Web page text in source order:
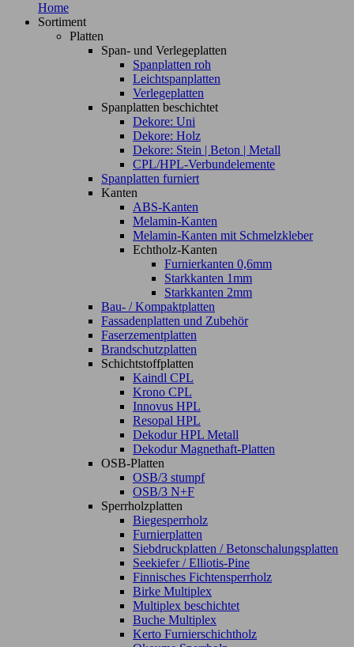
Home
Sortiment
Platten
Span- und Verlegeplatten
Spanplatten roh
Leichtspanplatten
Verlegeplatten
Spanplatten beschichtet
Dekore: Uni
Dekore: Holz
Dekore: Stein | Beton | Metall
CPL/HPL-Verbundelemente
Spanplatten furniert
Kanten
ABS-Kanten
Melamin-Kanten
Melamin-Kanten mit Schmelzkleber
Echtholz-Kanten
Furnierkanten 0,6mm
Starkkanten 1mm
Starkkanten 2mm
Bau- / Kompaktplatten
Fassadenplatten und Zubehör
Faserzementplatten
Brandschutzplatten
Schichtstoffplatten
Kaindl CPL
Krono CPL
Innovus HPL
Resopal HPL
Dekodur HPL Metall
Dekodur Magnethaft-Platten
OSB-Platten
OSB/3 stumpf
OSB/3 N+F
Sperrholzplatten
Biegesperrholz
Furnierplatten
Siebdruckplatten / Betonschalungsplatten
Seekiefer / Elliotis-Pine
Finnisches Fichtensperrholz
Birke Multiplex
Multiplex beschichtet
Buche Multiplex
Kerto Furnierschichtholz